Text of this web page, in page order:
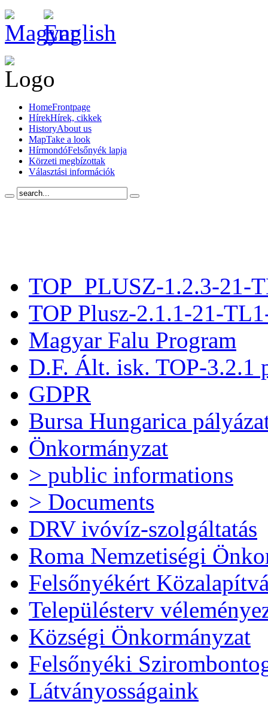
HomeFrontpage
HírekHírek, cikkek
HistoryAbout us
MapTake a look
HírmondóFelsőnyék lapja
Körzeti megbízottak
Választási információk
TOP_PLUSZ-1.2.3-21-
TOP Plusz-2.1.1-21-
Magyar Falu Program
D.F. Ált. isk. TOP-3.2.1
GDPR
Bursa Hungarica
Önkormányzat
> public informations
> Documents
DRV ivóvíz-szolgáltatás
Roma Nemzetiségi
Felsőnyékért
Településterv
Községi Önkormányzat
Felsőnyéki
Látványosságaink